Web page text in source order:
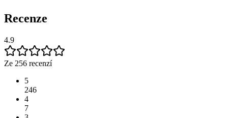
Recenze
4.9
Ze 256 recenzí
5
246
4
7